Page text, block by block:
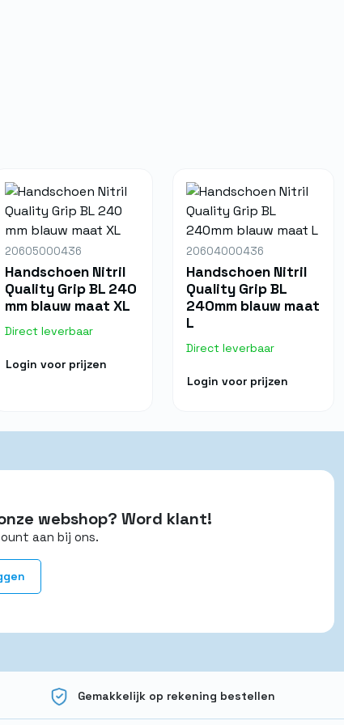
20605000436
Handschoen Nitril
Quality Grip BL 240
mm blauw maat XL
Direct leverbaar
Login voor prijzen
20604000436
Handschoen Nitril
Quality Grip BL
240mm blauw maat
L
Direct leverbaar
Login voor prijzen
webshop? Word klant!
aan bij ons.
Gemakkelijk op rekening bestellen